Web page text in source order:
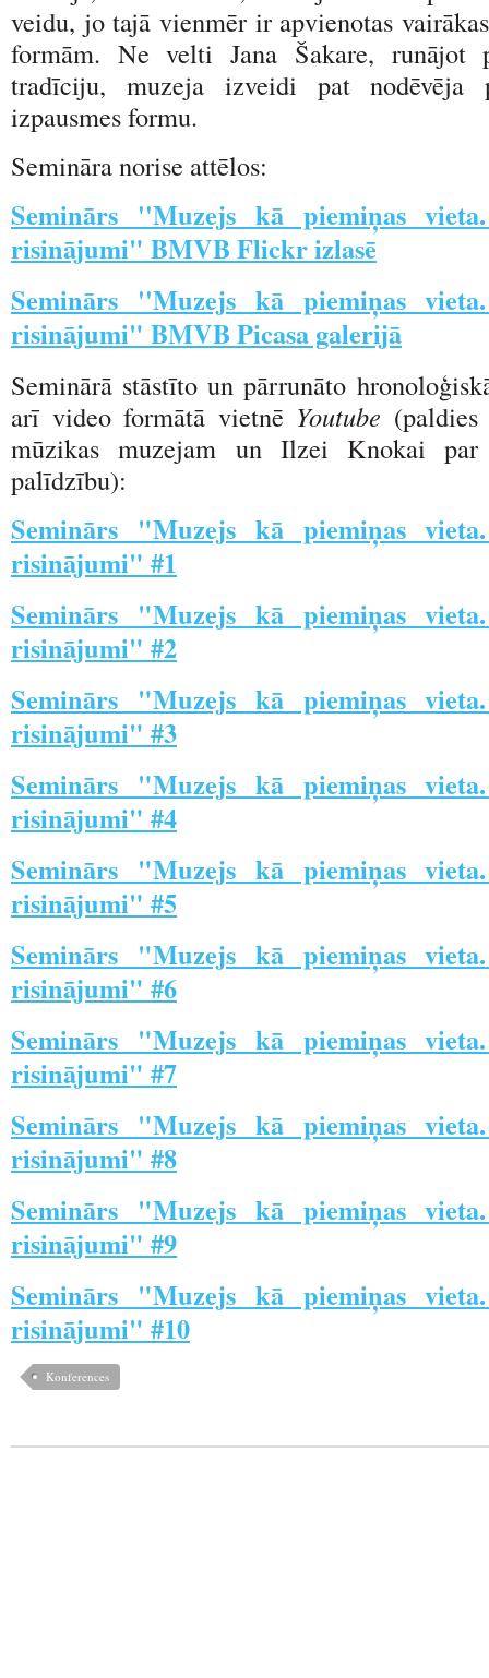
veidu, jo tajā vienmēr ir apvienotas
formām. Ne velti Jana Šakare, runājot
tradīciju, muzeja izveidi pat nodēvēja
izpausmes formu.
Semināra norise attēlos:
Seminārs ''Muzejs kā piemiņas
risinājumi" BMVB Flickr izlasē
Seminārs ''Muzejs kā piemiņas
risinājumi" BMVB Picasa galerijā
Seminārā stāstīto un pārrunāto
arī video formātā vietnē Youtube
mūzikas muzejam un Ilzei Knokai par
palīdzību):
Seminārs "Muzejs kā piemiņas
risinājumi" #1
Seminārs "Muzejs kā piemiņas
risinājumi" #2
Seminārs "Muzejs kā piemiņas
risinājumi" #3
Seminārs "Muzejs kā piemiņas
risinājumi" #4
Seminārs "Muzejs kā piemiņas
risinājumi" #5
Seminārs "Muzejs kā piemiņas
risinājumi" #6
Seminārs "Muzejs kā piemiņas
risinājumi" #7
Seminārs "Muzejs kā piemiņas
risinājumi" #8
Seminārs "Muzejs kā piemiņas
risinājumi" #9
Seminārs "Muzejs kā piemiņas
risinājumi" #10
Konferences